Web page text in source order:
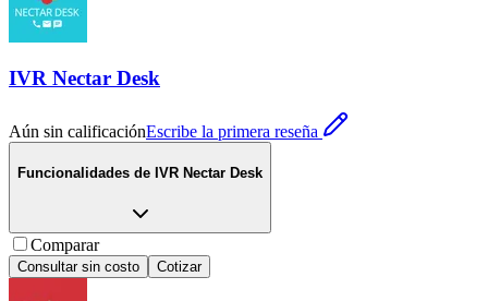
IVR Nectar Desk
Aún sin calificaciónEscribe la primera reseña
Funcionalidades de IVR Nectar Desk
Comparar
Consultar sin costo Cotizar